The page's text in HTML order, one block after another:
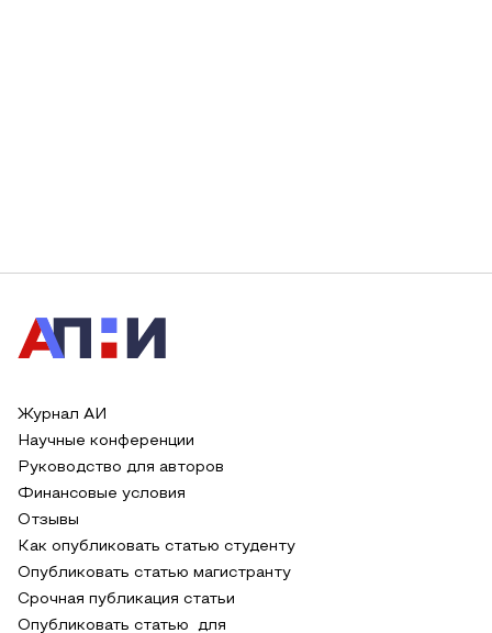
Журнал АИ
Научные конференции
Руководство для авторов
Финансовые условия
Отзывы
Как опубликовать статью студенту
Опубликовать статью магистранту
Срочная публикация статьи
Опубликовать статью для